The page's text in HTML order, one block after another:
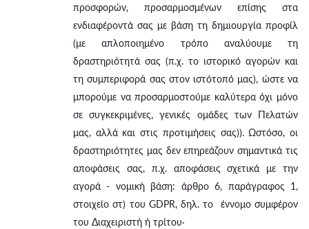
προσφορών, προσαρμοσμένων επίσης στα
ενδιαφέροντά σας με βάση τη δημιουργία προφίλ
(με απλοποιημένο τρόπο αναλύουμε τη
δραστηριότητά σας (π.χ. το ιστορικό αγορών και
τη συμπεριφορά σας στον ιστότοπό μας), ώστε να
μπορούμε να προσαρμοστούμε καλύτερα όχι μόνο
σε συγκεκριμένες, γενικές ομάδες των Πελατών
μας, αλλά και στις προτιμήσεις σας)). Ωστόσο, οι
δραστηριότητες μας δεν επηρεάζουν σημαντικά τις
αποφάσεις σας, π.χ. αποφάσεις σχετικά με την
αγορά - νομική βάση: άρθρο 6, παράγραφος 1,
στοιχείο στ) του GDPR, δηλ. το έννομο συμφέρον
του Διαχειριστή ή τρίτου·